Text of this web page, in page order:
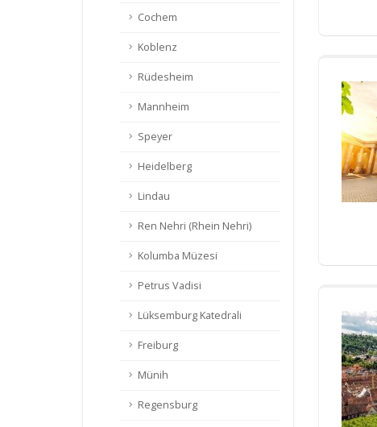
Cochem
Koblenz
Rüdesheim
Mannheim
Speyer
Heidelberg
Lindau
Ren Nehri (Rhein Nehri)
Kolumba Müzesi
Petrus Vadisi
Lüksemburg Katedrali
Freiburg
Münih
Regensburg